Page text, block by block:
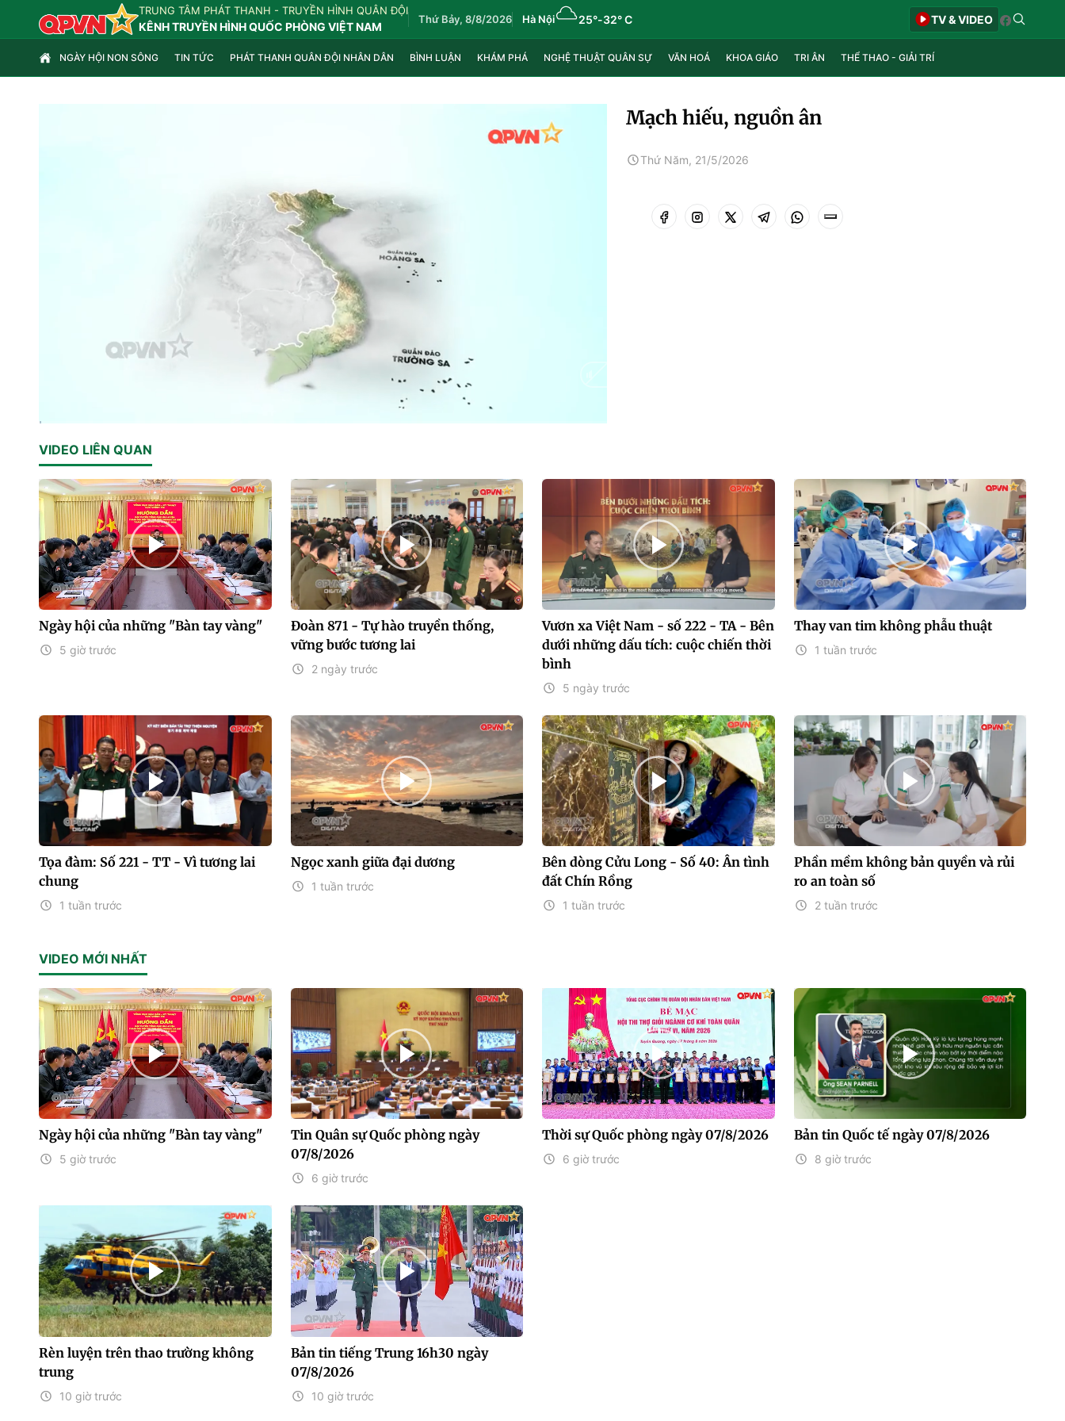
TRUNG TÂM PHÁT THANH - TRUYỀN HÌNH QUÂN ĐỘI
KÊNH TRUYỀN HÌNH QUỐC PHÒNG VIỆT NAM
Thứ Bảy, 8/8/2026 Hà Nội 25°-32° C TV & VIDEO
NGÀY HỘI NON SÔNG TIN TỨC PHÁT THANH QUÂN ĐỘI NHÂN DÂN BÌNH LUẬN KHÁM PHÁ NGHỆ THUẬT QUÂN SỰ VĂN HOÁ KHOA GIÁO TRI ÂN THỂ THAO - GIẢI TRÍ
Mạch hiếu, nguồn ân
Thứ Năm, 21/5/2026
VIDEO LIÊN QUAN
Ngày hội của những "Bàn tay vàng"
5 giờ trước
Đoàn 871 - Tự hào truyền thống,
vững bước tương lai
2 ngày trước
Vươn xa Việt Nam - số 222 - TA - Bên
dưới những dấu tích: cuộc chiến thời
bình
5 ngày trước
Thay van tim không phẫu thuật
1 tuần trước
Tọa đàm: Số 221 - TT - Vì tương lai
chung
1 tuần trước
Ngọc xanh giữa đại dương
1 tuần trước
Bên dòng Cửu Long - Số 40: Ân tình
đất Chín Rồng
1 tuần trước
Phần mềm không bản quyền và rủi
ro an toàn số
2 tuần trước
VIDEO MỚI NHẤT
Ngày hội của những "Bàn tay vàng"
5 giờ trước
Tin Quân sự Quốc phòng ngày
07/8/2026
6 giờ trước
Thời sự Quốc phòng ngày 07/8/2026
6 giờ trước
Bản tin Quốc tế ngày 07/8/2026
8 giờ trước
Rèn luyện trên thao trường không
trung
10 giờ trước
Bản tin tiếng Trung 16h30 ngày
07/8/2026
10 giờ trước